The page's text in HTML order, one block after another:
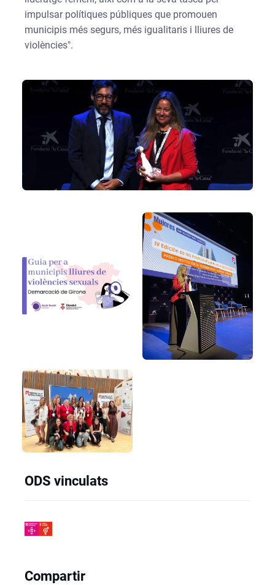
impulsar polítiques públiques que promouen
municipis més segurs, més igualitaris i lliures de
violències".
GALERIA D'IMATGES
ODS vinculats
Compartir